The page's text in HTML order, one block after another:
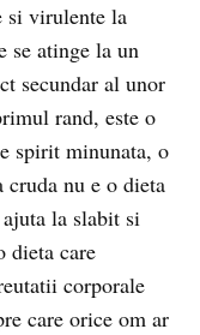
si virulente la
se atinge la un
secundar al unor
rand, este o
spirit minunata, o
nu e o dieta
la slabit si
dieta care
corporale
care orice om ar